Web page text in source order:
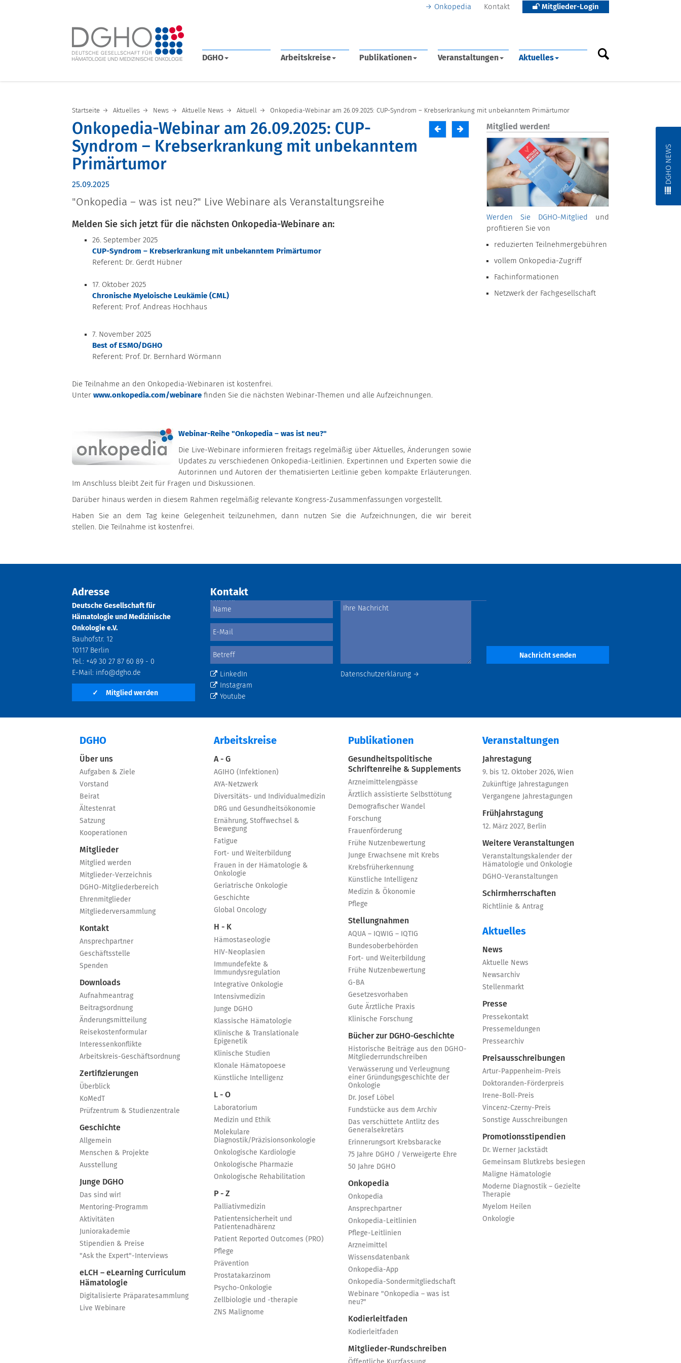
Onkopedia Kontakt Mitglieder-Login
DGHO Arbeitskreise Publikationen Veranstaltungen Aktuelles
DGHO NEWS
Startseite Aktuelles News Aktuelle News Aktuell Onkopedia-Webinar am 26.09.2025: CUP-Syndrom – Krebserkrankung mit unbekanntem Primärtumor
Onkopedia-Webinar am 26.09.2025: CUP-
Syndrom – Krebserkrankung mit unbekanntem
Primärtumor
25.09.2025
"Onkopedia – was ist neu?" Live Webinare als Veranstaltungsreihe
Melden Sie sich jetzt für die nächsten Onkopedia-Webinare an:
26. September 2025
CUP-Syndrom – Krebserkrankung mit unbekanntem Primärtumor
Referent: Dr. Gerdt Hübner
17. Oktober 2025
Chronische Myeloische Leukämie (CML)
Referent: Prof. Andreas Hochhaus
7. November 2025
Best of ESMO/DGHO
Referent: Prof. Dr. Bernhard Wörmann
Die Teilnahme an den Onkopedia-Webinaren ist kostenfrei.
Unter www.onkopedia.com/webinare finden Sie die nächsten Webinar-Themen und alle Aufzeichnungen.
Webinar-Reihe "Onkopedia – was ist neu?"
Die Live-Webinare informieren freitags regelmäßig über Aktuelles, Änderungen sowie
Updates zu verschiedenen Onkopedia-Leitlinien. Expertinnen und Experten sowie die
Autorinnen und Autoren der thematisierten Leitlinie geben kompakte Erläuterungen.
Im Anschluss bleibt Zeit für Fragen und Diskussionen.
Darüber hinaus werden in diesem Rahmen regelmäßig relevante Kongress-Zusammenfassungen vorgestellt.
Haben Sie an dem Tag keine Gelegenheit teilzunehmen, dann nutzen Sie die Aufzeichnungen, die wir bereit
stellen. Die Teilnahme ist kostenfrei.
Mitglied werden!
Werden Sie DGHO-Mitglied
und
profitieren Sie von
reduzierten Teilnehmergebühren
vollem Onkopedia-Zugriff
Fachinformationen
Netzwerk der Fachgesellschaft
Adresse
Deutsche Gesellschaft für
Hämatologie und Medizinische
Onkologie e.V.
Bauhofstr. 12
10117 Berlin
Tel.: +49 30 27 87 60 89 - 0
E-Mail: info@dgho.de
✓ Mitglied werden
Kontakt
Datenschutzerklärung →
LinkedIn
Instagram
Youtube
Nachricht senden
DGHO
Über uns
Aufgaben & Ziele
Vorstand
Beirat
Ältestenrat
Satzung
Kooperationen
Mitglieder
Mitglied werden
Mitglieder-Verzeichnis
DGHO-Mitgliederbereich
Ehrenmitglieder
Mitgliederversammlung
Kontakt
Ansprechpartner
Geschäftsstelle
Spenden
Downloads
Aufnahmeantrag
Beitragsordnung
Änderungsmitteilung
Reisekostenformular
Interessenkonflikte
Arbeitskreis-Geschäftsordnung
Zertifizierungen
Überblick
KoMedT
Prüfzentrum & Studienzentrale
Geschichte
Allgemein
Menschen & Projekte
Ausstellung
Junge DGHO
Das sind wir!
Mentoring-Programm
Aktivitäten
Juniorakademie
Stipendien & Preise
"Ask the Expert"-Interviews
eLCH – eLearning Curriculum
Hämatologie
Digitalisierte Präparatesammlung
Live Webinare
Arbeitskreise
A - G
AGIHO (Infektionen)
AYA-Netzwerk
Diversitäts- und Individualmedizin
DRG und Gesundheitsökonomie
Ernährung, Stoffwechsel &
Bewegung
Fatigue
Fort- und Weiterbildung
Frauen in der Hämatologie &
Onkologie
Geriatrische Onkologie
Geschichte
Global Oncology
H - K
Hämostaseologie
HIV-Neoplasien
Immundefekte &
Immundysregulation
Integrative Onkologie
Intensivmedizin
Junge DGHO
Klassische Hämatologie
Klinische & Translationale
Epigenetik
Klinische Studien
Klonale Hämatopoese
Künstliche Intelligenz
L - O
Laboratorium
Medizin und Ethik
Molekulare
Diagnostik/Präzisionsonkologie
Onkologische Kardiologie
Onkologische Pharmazie
Onkologische Rehabilitation
P - Z
Palliativmedizin
Patientensicherheit und
Patientenadhärenz
Patient Reported Outcomes (PRO)
Pflege
Prävention
Prostatakarzinom
Psycho-Onkologie
Zellbiologie und -therapie
ZNS Malignome
Publikationen
Gesundheitspolitische
Schriftenreihe & Supplements
Arzneimittelengpässe
Ärztlich assistierte Selbsttötung
Demografischer Wandel
Forschung
Frauenförderung
Frühe Nutzenbewertung
Junge Erwachsene mit Krebs
Krebsfrüherkennung
Künstliche Intelligenz
Medizin & Ökonomie
Pflege
Stellungnahmen
AQUA – IQWIG – IQTIG
Bundesoberbehörden
Fort- und Weiterbildung
Frühe Nutzenbewertung
G-BA
Gesetzesvorhaben
Gute Ärztliche Praxis
Klinische Forschung
Bücher zur DGHO-Geschichte
Historische Beiträge aus den DGHO-
Mitgliederrundschreiben
Verwässerung und Verleugnung
einer Gründungsgeschichte der
Onkologie
Dr. Josef Löbel
Fundstücke aus dem Archiv
Das verschüttete Antlitz des
Generalsekretärs
Erinnerungsort Krebsbaracke
75 Jahre DGHO / Verweigerte Ehre
50 Jahre DGHO
Onkopedia
Onkopedia
Ansprechpartner
Onkopedia-Leitlinien
Pflege-Leitlinien
Arzneimittel
Wissensdatenbank
Onkopedia-App
Onkopedia-Sondermitgliedschaft
Webinare "Onkopedia – was ist
neu?"
Kodierleitfaden
Kodierleitfaden
Mitglieder-Rundschreiben
Veranstaltungen
Jahrestagung
9. bis 12. Oktober 2026, Wien
Zukünftige Jahrestagungen
Vergangene Jahrestagungen
Frühjahrstagung
12. März 2027, Berlin
Weitere Veranstaltungen
Veranstaltungskalender der
Hämatologie und Onkologie
DGHO-Veranstaltungen
Schirmherrschaften
Richtlinie & Antrag
Aktuelles
News
Aktuelle News
Newsarchiv
Stellenmarkt
Presse
Pressekontakt
Pressemeldungen
Pressearchiv
Preisausschreibungen
Artur-Pappenheim-Preis
Doktoranden-Förderpreis
Irene-Boll-Preis
Vincenz-Czerny-Preis
Sonstige Ausschreibungen
Promotionsstipendien
Dr. Werner Jackstädt
Gemeinsam Blutkrebs besiegen
Maligne Hämatologie
Moderne Diagnostik – Gezielte
Therapie
Myelom Heilen
Onkologie